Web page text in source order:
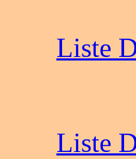
Liste
Liste